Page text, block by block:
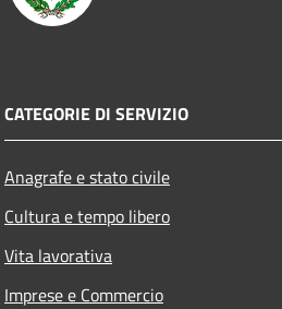
CATEGORIE DI SERVIZIO
Anagrafe e stato civile
Cultura e tempo libero
Vita lavorativa
Imprese e Commercio